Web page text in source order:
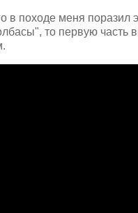
в походе меня поразил
то первую часть